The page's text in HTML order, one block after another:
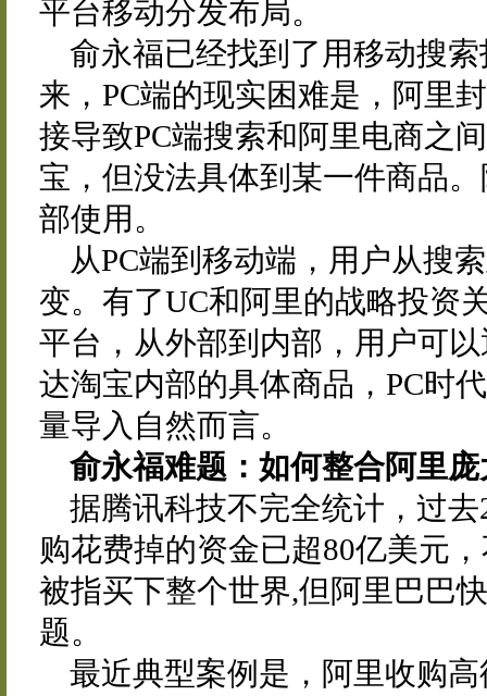
平台移动分发布局。
俞永福已经找到了用移动搜
来，PC端的现实困难是，阿里
接导致PC端搜索和阿里电商之
宝，但没法具体到某一件商品
部使用。
从PC端到移动端，用户从搜
变。有了UC和阿里的战略投资
平台，从外部到内部，用户可
达淘宝内部的具体商品，PC时
量导入自然而言。
俞永福难题：如何整合阿里
据腾讯科技不完全统计，过
购花费掉的资金已超80亿美元
被指买下整个世界,但阿里巴巴
题。
最近典型案例是，阿里收购